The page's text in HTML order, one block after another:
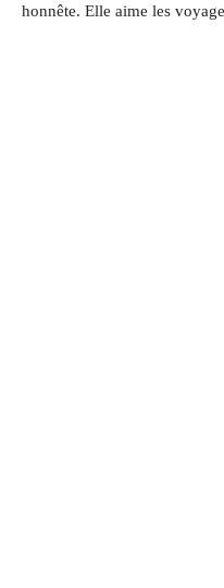
honnête. Elle aime les